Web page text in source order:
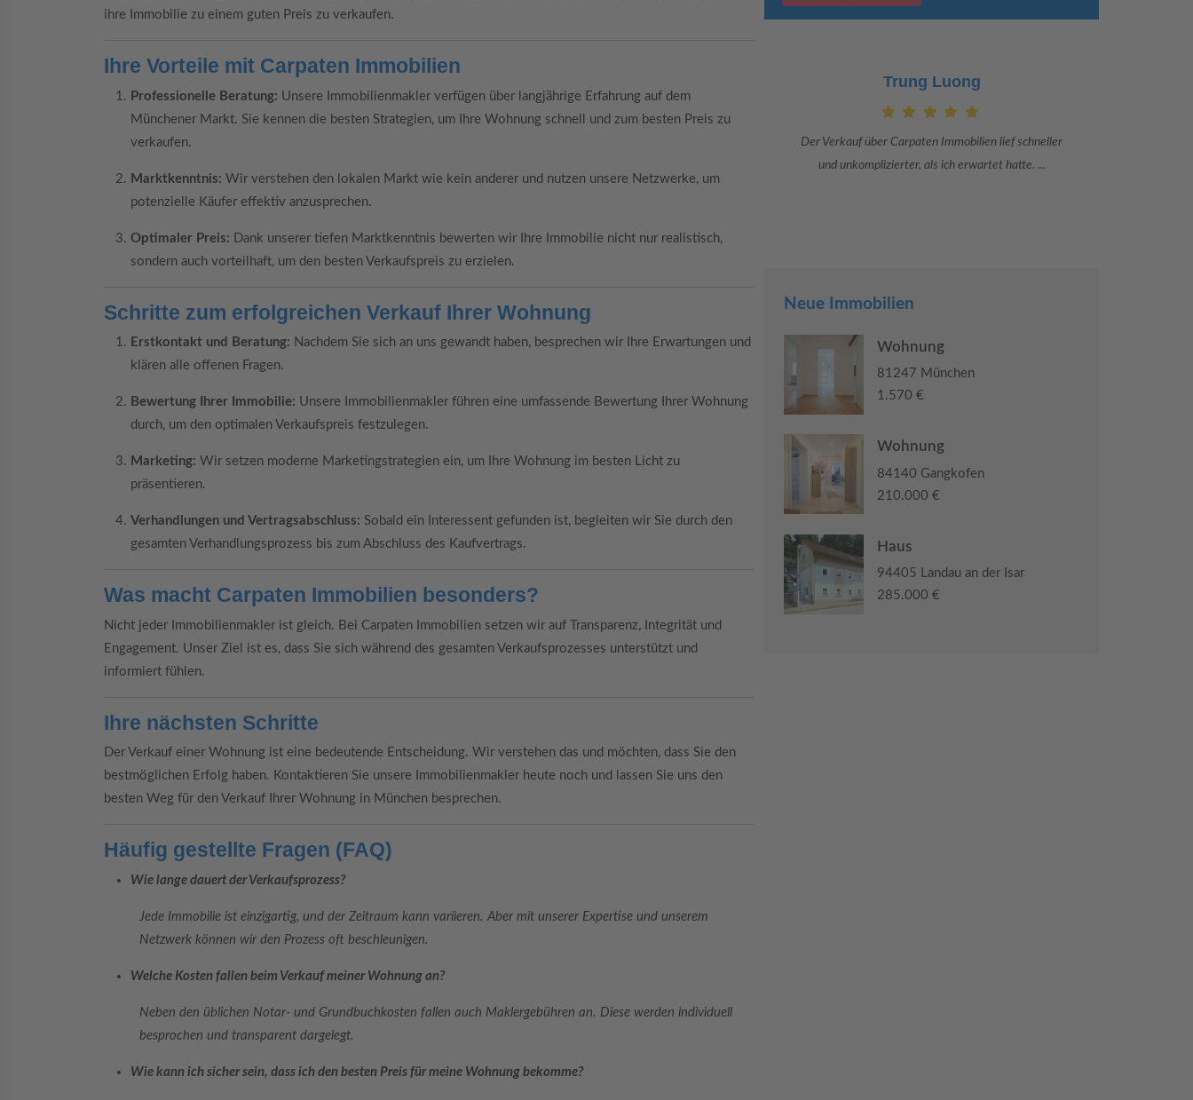
ihre Immobilie zu einem guten Preis zu verkaufen.
Ihre Vorteile mit Carpaten Immobilien
Professionelle Beratung: Unsere Immobilienmakler verfügen über langjährige Erfahrung auf dem
Münchener Markt. Sie kennen die besten Strategien, um Ihre Wohnung schnell und zum besten Preis zu
verkaufen.
Marktkenntnis: Wir verstehen den lokalen Markt wie kein anderer und nutzen unsere Netzwerke, um
potenzielle Käufer effektiv anzusprechen.
Optimaler Preis: Dank unserer tiefen Marktkenntnis bewerten wir Ihre Immobilie nicht nur realistisch,
sondern auch vorteilhaft, um den besten Verkaufspreis zu erzielen.
Schritte zum erfolgreichen Verkauf Ihrer Wohnung
Erstkontakt und Beratung: Nachdem Sie sich an uns gewandt haben, besprechen wir Ihre Erwartungen und
klären alle offenen Fragen.
Bewertung Ihrer Immobilie: Unsere Immobilienmakler führen eine umfassende Bewertung Ihrer Wohnung
durch, um den optimalen Verkaufspreis festzulegen.
Marketing: Wir setzen moderne Marketingstrategien ein, um Ihre Wohnung im besten Licht zu
präsentieren.
Verhandlungen und Vertragsabschluss: Sobald ein Interessent gefunden ist, begleiten wir Sie durch den
gesamten Verhandlungsprozess bis zum Abschluss des Kaufvertrags.
Was macht Carpaten Immobilien besonders?
Nicht jeder Immobilienmakler ist gleich. Bei Carpaten Immobilien setzen wir auf Transparenz, Integrität und
Engagement. Unser Ziel ist es, dass Sie sich während des gesamten Verkaufsprozesses unterstützt und
informiert fühlen.
Ihre nächsten Schritte
Der Verkauf einer Wohnung ist eine bedeutende Entscheidung. Wir verstehen das und möchten, dass Sie den
bestmöglichen Erfolg haben. Kontaktieren Sie unsere Immobilienmakler heute noch und lassen Sie uns den
besten Weg für den Verkauf Ihrer Wohnung in München besprechen.
Häufig gestellte Fragen (FAQ)
Wie lange dauert der Verkaufsprozess?
Jede Immobilie ist einzigartig, und der Zeitraum kann variieren. Aber mit unserer Expertise und unserem
Netzwerk können wir den Prozess oft beschleunigen.
Welche Kosten fallen beim Verkauf meiner Wohnung an?
Neben den üblichen Notar- und Grundbuchkosten fallen auch Maklergebühren an. Diese werden individuell
besprochen und transparent dargelegt.
Wie kann ich sicher sein, dass ich den besten Preis für meine Wohnung bekomme?
Claudia Bergrath
Danke an Carpaten Immobilien und besonders an Frau
Adriana Sarca. Sie war viele Monate mehr als ...
Neue Immobilien
Wohnung
81247 München
1.570 €
Wohnung
84140 Gangkofen
210.000 €
Haus
94405 Landau an der Isar
285.000 €